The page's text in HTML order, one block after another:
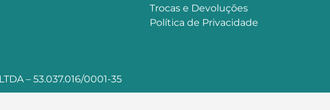
Trocas e Devoluções
Política de Privacidade
– 53.037.016/0001-35